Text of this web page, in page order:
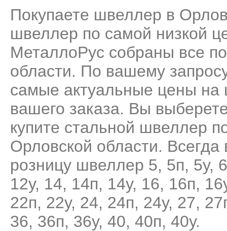
Покупаете швеллер в
швеллер по самой низкой
МеталлоРус собраны все
области. По вашему
самые актуальные цены на
вашего заказа. Вы
купите стальной швеллер
Орловской области.
розницу швеллер 5, 5п, 5у,
12у, 14, 14п, 14у, 16, 16п,
22п, 22у, 24, 24п, 24у, 27,
36, 36п, 36у, 40, 40п, 40у.